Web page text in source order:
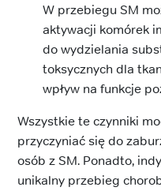
W przebiegu SM
aktywacji komórek
do wydzielania
toksycznych dla
wpływ na funkcje
Wszystkie te czynniki
przyczyniać się do
osób z SM. Ponadto,
unikalny przebieg